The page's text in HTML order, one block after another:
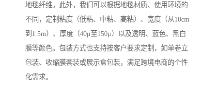
地毯纤维。此外，我们可以根据地毯材质、使用环境的
不同，定制粘度（低粘、中粘、高粘）、宽度（从10cm
到1.5m）、厚度（40μ至150μ）以及透明、蓝色、黑白
膜等颜色。包装方式也支持按客户要求定制，如单卷立
包装、收缩膜套装或展示盒包装，满足跨境电商的个性
化需求。